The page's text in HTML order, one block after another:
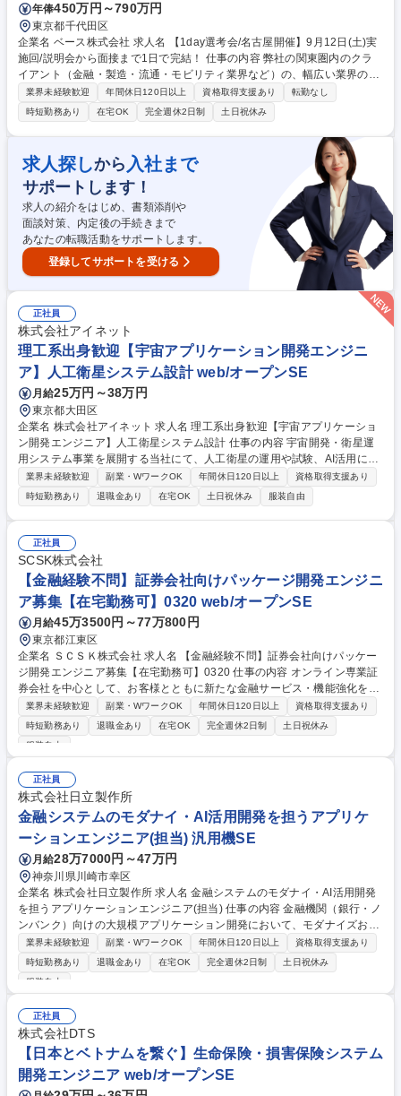
年俸450万円～790万円
東京都千代田区
企業名 ベース株式会社 求人名 【1day選考会/名古屋開催】9月12日(土)実
施回/説明会から面接まで1日で完結！ 仕事の内容 弊社の関東圏内のクラ
イアント（金融・製造・流通・モビリティ業界など）の、幅広い業界のシ
ステム開発・保守案件に参画いただきます。 ご経験に応じて、以下の領域
から最適なポジションをお任せします。 ■業務系システム（金融／製造／
流通 ほか）の設計・開発・保守 ■各種パッケージ（SAP、ServiceNow な
ど）の導入・カスタマイズ ■クラウド（AWS、Azure、GCP など）の設
計・構築 ■サーバ／ネットワークの設計・構築・運用 ※スキルセットおよ
びキャリア志向に応じてアサインします。 募集職種 【1day選考会/名古屋
開催】9月12日(土)実施回/説明会から面接まで1日で完結！
業界未経験歓迎 年間休日120日以上 資格取得支援あり
転勤なし
時短勤務あり
在宅OK 完全週休2日制 土日祝休み
求人探しから 入社まで
サポートします！
求人の紹介をはじめ、書類添削や
面談対策、内定後の手続きまで
あなたの転職活動をサポートします。
登録してサポートを受ける
正社員
株式会社アイネット
理工系出身歓迎【宇宙アプリケーション開発エンジニ
ア】人工衛星システム設計 web/オープンSE
月給25万円～38万円
東京都大田区
企業名 株式会社アイネット 求人名 理工系出身歓迎【宇宙アプリケーショ
ン開発エンジニア】人工衛星システム設計 仕事の内容 宇宙開発・衛星運
用システム事業を展開する当社にて、人工衛星の運用や試験、AI活用に関
わるアプリケーション開発・運用をご担当いただきます。ハードとソフト
の両面から衛星プロジェクトの成功を支えます。 【具体的には】■人工衛
星のシステム設計・検査・評価 ■衛星運用に関わるアプリケーション開発
■AI技術を活用した自動化システムの開発・運用 ■打ち上げや軌道上運用
を想定した環境試験のデータ解析 【仕事の魅力】JAXAの小惑星探査機プ
ロジェクトなどにおいて、多岐にわたる宇宙開発実績を誇っています。無
限の可能性を持つ宇宙業界での最先端のシステム運用や設計を通じて専門
的なエンジニアとしてのキャリアを築けます。 募集職種 理工系出身歓迎
【宇宙アプリケーション開発エンジニア】人工衛星システム設計
業界未経験歓迎 副業・WワークOK 年間休日120日以上
資格取得支援あり
時短勤務あり
退職金あり 在宅OK 土日祝休み 服装自由
正社員
SCSK株式会社
【金融経験不問】証券会社向けパッケージ開発エンジニ
ア募集【在宅勤務可】0320 web/オープンSE
月給45万3500円～77万800円
東京都江東区
企業名 ＳＣＳＫ株式会社 求人名 【金融経験不問】証券会社向けパッケー
ジ開発エンジニア募集【在宅勤務可】0320 仕事の内容 オンライン専業証
券会社を中心として、お客様とともに新たな金融サービス・機能強化を行
うシステム開発を担っていただきます。 【システムエンジニア】 ■自社パ
ッケージのエンハンス開発（要求分析/要件定義/基本設計/詳細設計/実装/単
体テスト/総合テスト、リリース・保守） ■顧客折衝（進捗資料作成、業務
計・実装・テストを中心に基礎力をしっかり身に付けられるようアサイン
します。その後はキャリア志向に合わせたアサインが可能です。 募集職種
【金融経験不問】証券会社向けパッケージ開発エンジニア募集【在宅勤務
可】0320
業界未経験歓迎 副業・WワークOK 年間休日120日以上
資格取得支援あり
時短勤務あり
退職金あり 在宅OK 完全週休2日制
土日祝休み
服装自由
正社員
株式会社日立製作所
金融システムのモダナイ・AI活用開発を担うアプリケ
ーションエンジニア(担当) 汎用機SE
月給28万7000円～47万円
神奈川県川崎市幸区
企業名 株式会社日立製作所 求人名 金融システムのモダナイ・AI活用開発
を担うアプリケーションエンジニア(担当) 仕事の内容 金融機関（銀行・ノ
ンバンク）向けの大規模アプリケーション開発において、モダナイズおよ
びAI活用を含む開発案件に参画し、設計・開発・テストを中心とした業務
を担当いただきます。 ■金融機関向けアプリケーション開発における設
計・開発・テストの実施 ■モダナイズ案件(クラウド移行、アーキテクチャ
開発 ■開発チームの一員として、進捗・品質向上に向けた取り組みへの参
画 ■小規模チームの開発推進、または、サブリーダとしてチーム運営の補
佐 ■設計内容の検討、実装への反映 ■開発に関わる各種調整・コミュニケ
ーション 募集職種 金融システムのモダナイ・AI活用開発を担うアプリケ
ーションエンジニア(担当)
業界未経験歓迎 副業・WワークOK 年間休日120日以上
資格取得支援あり
時短勤務あり
退職金あり 在宅OK 完全週休2日制
土日祝休み
服装自由
正社員
株式会社DTS
【日本とベトナムを繋ぐ】生命保険・損害保険システム
開発エンジニア web/オープンSE